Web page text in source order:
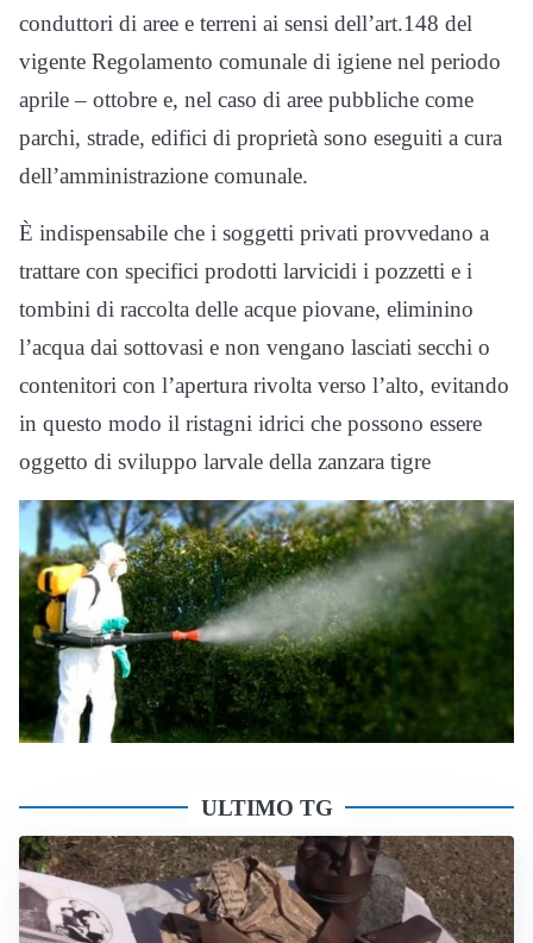
conduttori di aree e terreni ai sensi dell’art.148 del
vigente Regolamento comunale di igiene nel periodo
aprile – ottobre e, nel caso di aree pubbliche come
parchi, strade, edifici di proprietà sono eseguiti a cura
dell’amministrazione comunale.
È indispensabile che i soggetti privati provvedano a
trattare con specifici prodotti larvicidi i pozzetti e i
tombini di raccolta delle acque piovane, eliminino
l’acqua dai sottovasi e non vengano lasciati secchi o
contenitori con l’apertura rivolta verso l’alto, evitando
in questo modo il ristagni idrici che possono essere
oggetto di sviluppo larvale della zanzara tigre
ULTIMO TG